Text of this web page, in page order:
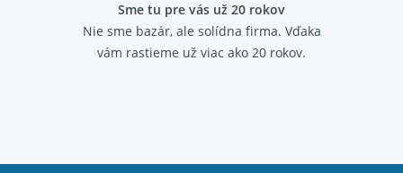
Sme tu pre vás už 20 rokov
Nie sme bazár, ale solídna firma. Vďaka
vám rastieme už viac ako 20 rokov.